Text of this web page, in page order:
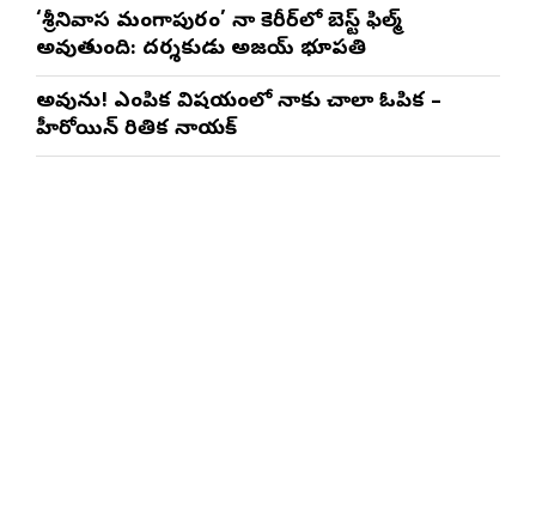
‘శ్రీనివాస మంగాపురం’ నా కెరీర్‌లో బెస్ట్ ఫిల్మ్
అవుతుంది: దర్శకుడు అజయ్ భూపతి
అవును! ఎంపిక విషయంలో నాకు చాలా ఓపిక –
హీరోయిన్ రితిక నాయక్